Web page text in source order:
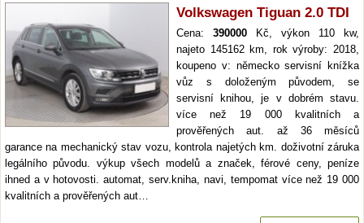
Volkswagen Tiguan 2.0 TDI
Cena: 390000 Kč, výkon 110 kw,
najeto 145162 km, rok výroby: 2018,
koupeno v: německo servisní knížka
vůz s doloženým původem, se
servisní knihou, je v dobrém stavu.
více než 19 000 kvalitních a
prověřených aut. až 36 měsíců
garance na mechanický stav vozu, kontrola najetých km. doživotní záruka
legálního původu. výkup všech modelů a značek, férové ceny, peníze
ihned a v hotovosti. automat, serv.kniha, navi, tempomat více než 19 000
kvalitních a prověřených aut…